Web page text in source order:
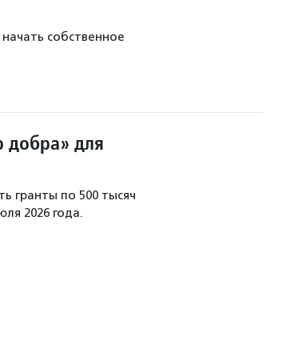
собственное
добра» для
гранты по 500 тысяч
2026 года.